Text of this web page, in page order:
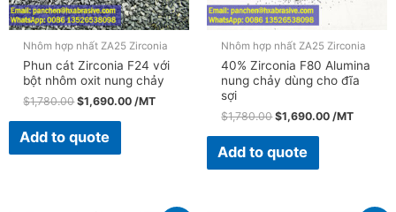
Nhôm hợp nhất ZA25 Zirconia
Phun cát Zirconia F24 với
bột nhôm oxit nung chảy
$1,780.00 $1,690.00 /MT
Add to quote
Nhôm hợp nhất ZA25 Zirconia
40% Zirconia F80 Alumina
nung chảy dùng cho đĩa
sợi
$1,780.00 $1,690.00 /MT
Add to quote